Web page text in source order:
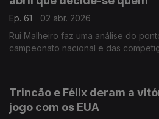
Ep. 61
02 abr. 2026
Rui Malheiro faz uma análise do
campeonato nacional e das
Trincão e Félix deram a
jogo com os EUA